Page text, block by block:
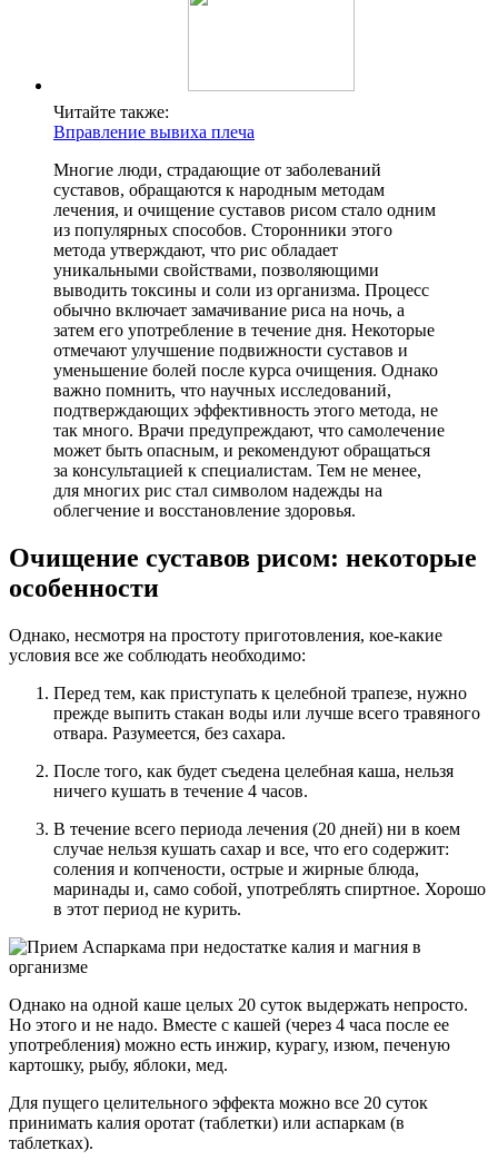
Читайте также:
Вправление вывиха плеча
Многие люди, страдающие от заболеваний
суставов, обращаются к народным методам
лечения, и очищение суставов рисом стало одним
из популярных способов. Сторонники этого
метода утверждают, что рис обладает
уникальными свойствами, позволяющими
выводить токсины и соли из организма. Процесс
обычно включает замачивание риса на ночь, а
затем его употребление в течение дня. Некоторые
отмечают улучшение подвижности суставов и
уменьшение болей после курса очищения. Однако
важно помнить, что научных исследований,
подтверждающих эффективность этого метода, не
так много. Врачи предупреждают, что самолечение
может быть опасным, и рекомендуют обращаться
за консультацией к специалистам. Тем не менее,
для многих рис стал символом надежды на
облегчение и восстановление здоровья.
Очищение суставов рисом: некоторые
особенности
Однако, несмотря на простоту приготовления, кое-какие
условия все же соблюдать необходимо:
Перед тем, как приступать к целебной трапезе, нужно
прежде выпить стакан воды или лучше всего травяного
отвара. Разумеется, без сахара.
После того, как будет съедена целебная каша, нельзя
ничего кушать в течение 4 часов.
В течение всего периода лечения (20 дней) ни в коем
случае нельзя кушать сахар и все, что его содержит:
соления и копчености, острые и жирные блюда,
маринады и, само собой, употреблять спиртное. Хорошо
в этот период не курить.
Однако на одной каше целых 20 суток выдержать непросто.
Но этого и не надо. Вместе с кашей (через 4 часа после ее
употребления) можно есть инжир, курагу, изюм, печеную
картошку, рыбу, яблоки, мед.
Для пущего целительного эффекта можно все 20 суток
принимать калия оротат (таблетки) или аспаркам (в
таблетках).